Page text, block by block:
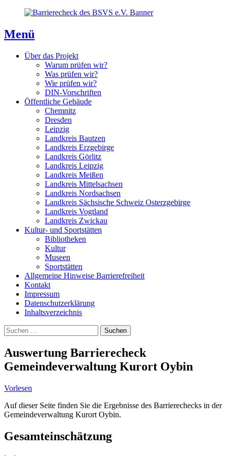
Inhaltsverzeichnis
Kontaktseite
Inhalt
Menü
Über das Projekt
Warum prüfen wir?
Was prüfen wir?
Wie prüfen wir?
DIN-Vorschriften
Öffentliche Gebäude
Chemnitz
Dresden
Leipzig
Landkreis Bautzen
Landkreis Erzgebirge
Landkreis Görlitz
Landkreis Leipzig
Landkreis Meißen
Landkreis Mittelsachsen
Landkreis Nordsachsen
Landkreis Sächsische Schweiz Osterzgebirge
Landkreis Vogtland
Landkreis Zwickau
Kultur- und Sportstätten
Bibliotheken
Kultur
Museen
Sportstätten
Allgemeine Hinweise Barrierefreiheit
Kontakt
Impressum
Datenschutzerklärung
Inhaltsverzeichnis
Suche
Suchen
nach:
Auswertung Barrierecheck
Gemeindeverwaltung Kurort Oybin
Vorlesen
Auf dieser Seite finden Sie die Ergebnisse des Barrierechecks in der
Gemeindeverwaltung Kurort Oybin.
Gesamteinschätzung